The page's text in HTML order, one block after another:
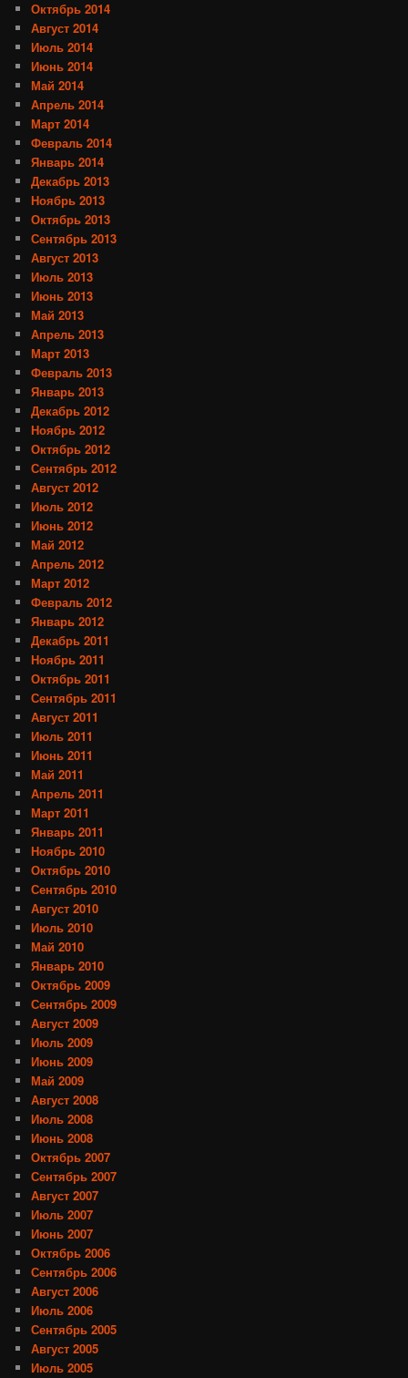
Октябрь 2014
Август 2014
Июль 2014
Июнь 2014
Май 2014
Апрель 2014
Март 2014
Февраль 2014
Январь 2014
Декабрь 2013
Ноябрь 2013
Октябрь 2013
Сентябрь 2013
Август 2013
Июль 2013
Июнь 2013
Май 2013
Апрель 2013
Март 2013
Февраль 2013
Январь 2013
Декабрь 2012
Ноябрь 2012
Октябрь 2012
Сентябрь 2012
Август 2012
Июль 2012
Июнь 2012
Май 2012
Апрель 2012
Март 2012
Февраль 2012
Январь 2012
Декабрь 2011
Ноябрь 2011
Октябрь 2011
Сентябрь 2011
Август 2011
Июль 2011
Июнь 2011
Май 2011
Апрель 2011
Март 2011
Январь 2011
Ноябрь 2010
Октябрь 2010
Сентябрь 2010
Август 2010
Июль 2010
Май 2010
Январь 2010
Октябрь 2009
Сентябрь 2009
Август 2009
Июль 2009
Июнь 2009
Май 2009
Август 2008
Июль 2008
Июнь 2008
Октябрь 2007
Сентябрь 2007
Август 2007
Июль 2007
Июнь 2007
Октябрь 2006
Сентябрь 2006
Август 2006
Июль 2006
Сентябрь 2005
Август 2005
Июль 2005